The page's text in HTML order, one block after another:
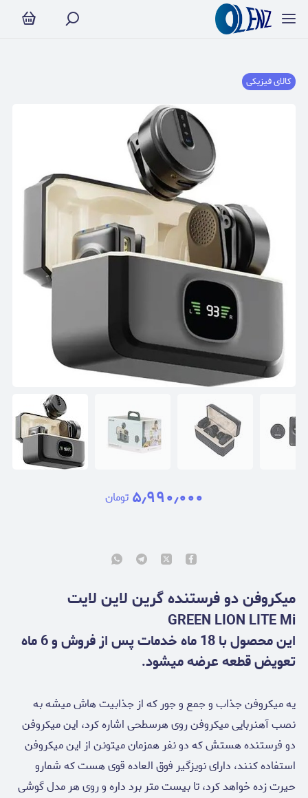
کالای فیزیکی
۵٫۹۹۰٫۰۰۰ تومان
میکروفن دو فرستنده گرین لاین لایت
GREEN LION LITE Mi
این محصول با 18 ماه خدمات پس از فروش و 6 ماه
تعویض قطعه عرضه میشود.
یه میکروفن جذاب و جمع و جور که از جذابیت هاش میشه به
نصب آهنربایی میکروفن روی هرسطحی اشاره کرد، این میکروفن
دو فرستنده هستش که دو نفر همزمان میتونن از این میکروفن
استفاده کنند، دارای نویزگیر فوق العاده قوی هست که شمارو
حیرت زده خواهد کرد، تا بیست متر برد داره و روی هر مدل گوشی